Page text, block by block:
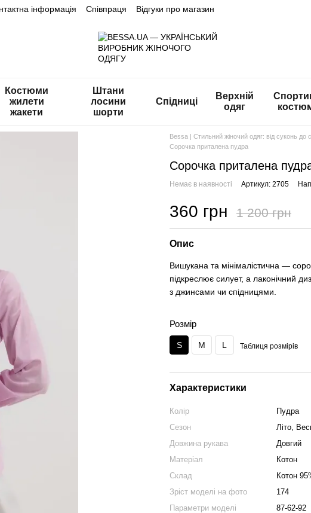
інформація Співпраця Відгуки про магазин
Костюми
жилети
жакети
Штани
лосини
шорти
Спідниці
Верхній
одяг
Bessa | Стильний жіночий одяг: від суконь до
Сорочка приталена пудра
Сорочка приталена
Немає в наявності Артикул: 2705
360 грн 1 200 грн
Опис
Вишукана та мінімалістична —
підкреслює силует, а лаконічний
з джинсами чи спідницями.
Розмір
S M L Таблиця розмірів
Характеристики
Колір
Пудра
Сезон
Літо,
Довжина рукава
Довгий
Матеріал
Котон
Склад
Котон
Зріст моделі на фото
174
Параметри моделі
87-62-92